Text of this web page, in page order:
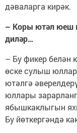
дәваларга кирәк.
– Коры ютәл юеш
диләр…
– Бу фикер белән
өске сулыш
ютәлгә
юллары
ябышкаклыгын
Бу йөткергәндә